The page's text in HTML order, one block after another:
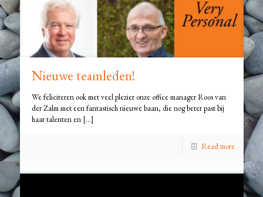
Nieuwe teamleden!
We feliciteren ook met veel plezier onze office manager Roos van
der Zalm met een fantastisch nieuwe baan, die nog beter past bij
haar talenten en[…]
Read more